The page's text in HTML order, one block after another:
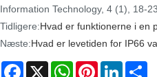
Information Technology, 4 (1), 18-23.
Tidligere:Hvad er funktionerne i en
Næste:Hvad er levetiden for IP66
Facebook
X WhatsAppPinterestLinkedIn